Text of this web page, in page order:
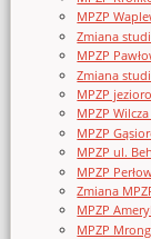
MPZP
Zmiana
MPZP
Zmiana
MPZP
MPZP
MPZP
MPZP ul.
MPZP
Zmiana
MPZP
MPZP